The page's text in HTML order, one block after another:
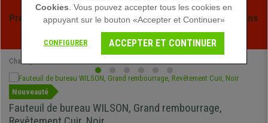
Profitez des soldes d'été chez Chaisepro ! Des réductions
exclusives pour une durée limitée - Voir l'offre
Chaisepro
Nouveauté
Fauteuil de bureau WILSON, Grand rembourrage,
Cookies . Vous pouvez accepter tous les cookies en
appuyant sur le bouton «Accepter et Continuer»
CONFIGURER ACCEPTER ET CONTINUER